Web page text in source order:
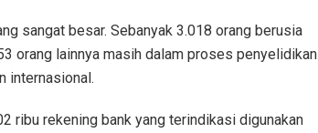
sangat besar. Sebanyak 3.018 orang berusia
orang lainnya masih dalam proses penyelidikan
internasional.
ribu rekening bank yang terindikasi digunakan